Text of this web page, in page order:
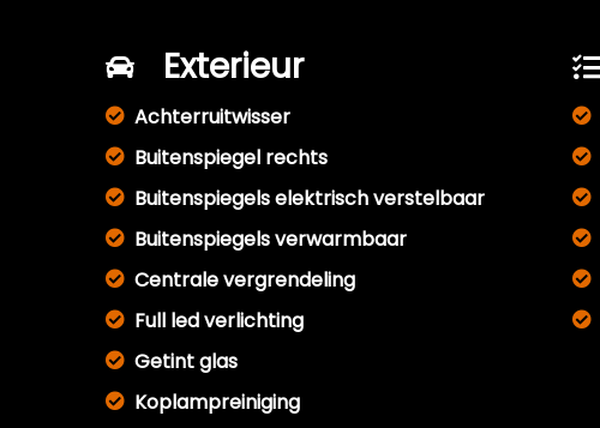
Exterieur
Achterruitwisser
Buitenspiegel rechts
Buitenspiegels elektrisch verstelbaar
Buitenspiegels verwarmbaar
Centrale vergrendeling
Full led verlichting
Getint glas
Koplampreiniging